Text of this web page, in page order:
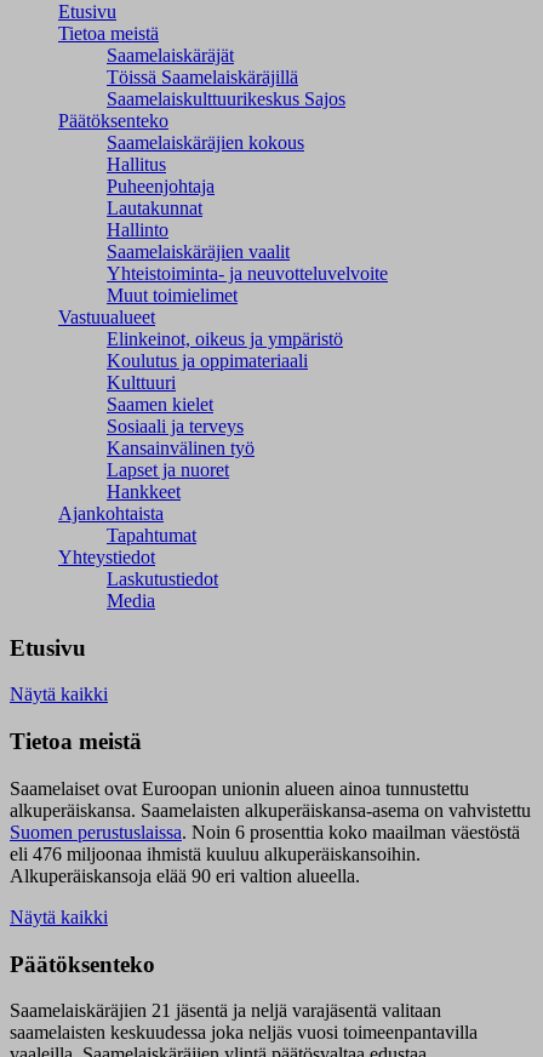
Etusivu
Tietoa meistä
Saamelaiskäräjät
Töissä Saamelaiskäräjillä
Saamelaiskulttuuri­keskus Sajos
Päätöksenteko
Saamelaiskäräjien kokous
Hallitus
Puheenjohtaja
Lautakunnat
Hallinto
Saamelaiskäräjien vaalit
Yhteistoiminta- ja neuvotteluvelvoite
Muut toimielimet
Vastuualueet
Elinkeinot, oikeus ja ympäristö
Koulutus ja oppimateriaali
Kulttuuri
Saamen kielet
Sosiaali ja terveys
Kansainvälinen työ
Lapset ja nuoret
Hankkeet
Ajankohtaista
Tapahtumat
Yhteystiedot
Laskutustiedot
Media
Etusivu
Näytä kaikki
Tietoa meistä
Saamelaiset ovat Euroopan unionin alueen ainoa tunnustettu
alkuperäiskansa. Saamelaisten alkuperäiskansa-asema on vahvistettu
Suomen perustuslaissa. Noin 6 prosenttia koko maailman väestöstä
eli 476 miljoonaa ihmistä kuuluu alkuperäiskansoihin.
Alkuperäiskansoja elää 90 eri valtion alueella.
Näytä kaikki
Päätöksenteko
Saamelaiskäräjien 21 jäsentä ja neljä varajäsentä valitaan
saamelaisten keskuudessa joka neljäs vuosi toimeenpantavilla